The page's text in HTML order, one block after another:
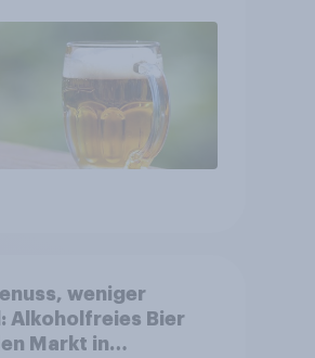
um über 23 Prozent
weniger
Alkoholfreies Bier
Markt in